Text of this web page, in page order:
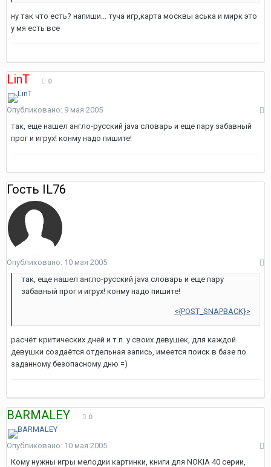
ну так что есть? напиши... туча игр,карта москвы аська и мирк это
у мя есть все
LinT 0
Опубликовано: 9 мая 2005
так, еще нашел англо-русский java словарь и еще пару забавный
прог и игрух! конму надо пишите!
Гость IL76
Опубликовано: 10 мая 2005
так, еще нашел англо-русский java словарь и еще пару
забавный прог и игрух! конму надо пишите!
<{POST_SNAPBACK}>
расчёт критических дней и т.п. у своих девушек, для каждой
девушки создаётся отдельная запись, имеется поиск в базе по
заданному безопасному дню =)
BARMALEY 0
Опубликовано: 10 мая 2005
Кому нужны игры мелодии картинки, книги для NOKIA 40 серии,